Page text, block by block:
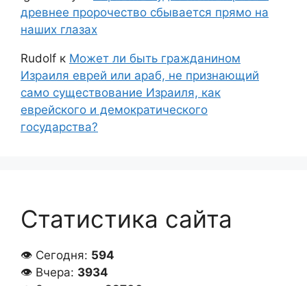
древнее пророчество сбывается прямо на
наших глазах
Rudolf к Может ли быть гражданином
Израиля еврей или араб, не признающий
само существование Израиля, как
еврейского и демократического
государства?
Статистика сайта
👁 Сегодня: 594
👁 Вчера: 3934